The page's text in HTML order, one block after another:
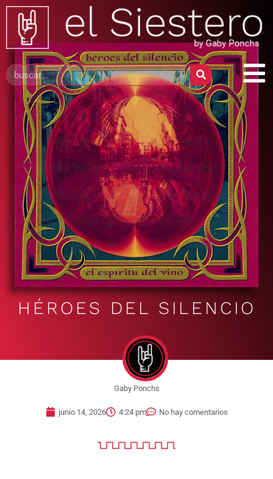
HÉROES DEL SILENCIO
Gaby Ponchs
junio 14, 2026 4:24 pm No hay comentarios